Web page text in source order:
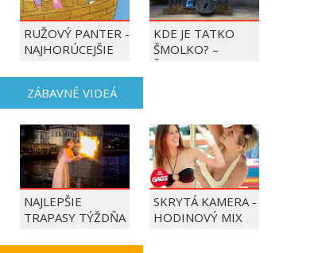
RUŽOVÝ PANTER -
NAJHORÚCEJŠIE
KDE JE TATKO
ŠMOLKO? –
ŠMOLKOVIA
ZÁBAVNÉ VIDEÁ
NAJLEPŠIE
TRAPASY TÝŽDŇA
SKRYTÁ KAMERA -
HODINOVÝ MIX